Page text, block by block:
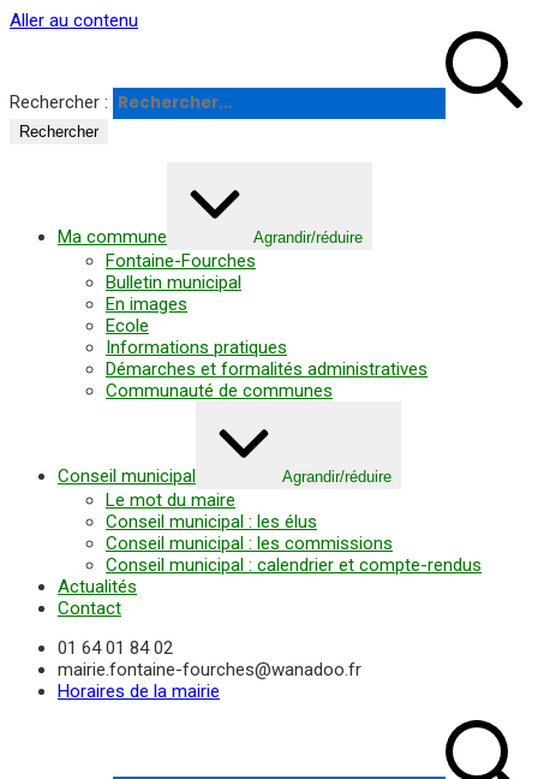
Panneau de gestion des cookies
Aller au contenu
Rechercher :
Ma commune Agrandir/réduire
Fontaine-Fourches
Bulletin municipal
En images
Ecole
Informations pratiques
Démarches et formalités administratives
Communauté de communes
Conseil municipal Agrandir/réduire
Le mot du maire
Conseil municipal : les élus
Conseil municipal : les commissions
Conseil municipal : calendrier et compte-rendus
Actualités
Contact
01 64 01 84 02
mairie.fontaine-fourches@wanadoo.fr
Horaires de la mairie